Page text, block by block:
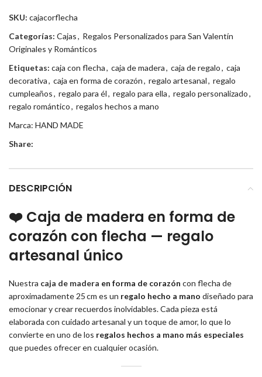
SKU: cajacorflecha
Categorías: Cajas, Regalos Personalizados para San Valentín
Originales y Románticos
Etiquetas: caja con flecha, caja de madera, caja de regalo, caja
decorativa, caja en forma de corazón, regalo artesanal, regalo
cumpleaños, regalo para él, regalo para ella, regalo personalizado,
regalo romántico, regalos hechos a mano
Marca: HAND MADE
Share:
DESCRIPCIÓN
❤️ Caja de madera en forma de
corazón con flecha — regalo
artesanal único
Nuestra caja de madera en forma de corazón con flecha de
aproximadamente 25 cm es un regalo hecho a mano diseñado para
emocionar y crear recuerdos inolvidables. Cada pieza está
elaborada con cuidado artesanal y un toque de amor, lo que lo
convierte en uno de los regalos hechos a mano más especiales
que puedes ofrecer en cualquier ocasión.